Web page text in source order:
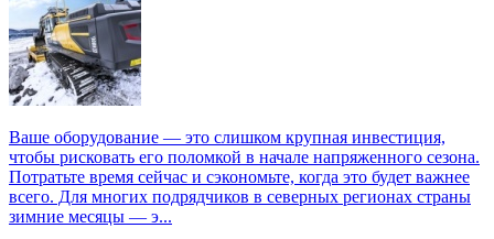
Ваше оборудование — это слишком крупная инвестиция,
чтобы рисковать его поломкой в начале напряженного сезона.
Потратьте время сейчас и сэкономьте, когда это будет важнее
всего. Для многих подрядчиков в северных регионах страны
зимние месяцы — э...